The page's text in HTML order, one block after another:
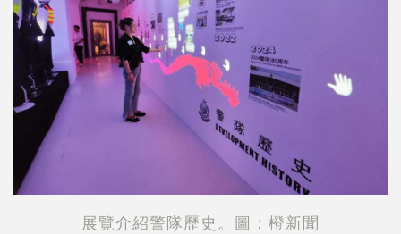
展覽介紹警隊歷史。圖：橙新聞